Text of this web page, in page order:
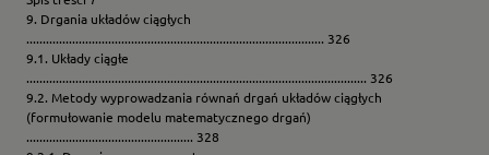
9. Drgania układów ciągłych
........................................................................................... 326
9.1. Układy ciągłe
........................................................................................................ 326
9.2. Metody wyprowadzania równań drgań układów ciągłych
(formułowanie modelu matematycznego drgań)
................................................... 328